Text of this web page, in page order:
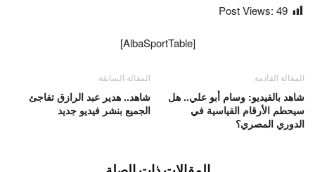
Post Views: 49
[AlbaSportTable]
المقالة السابقة
شاهد.. هدير عبد الرازق تفاجئ
الجميع بنشر فيديو جديد
المقالة القادمة
شاهد بالفيديو: وسام أبو علي.. هل
سيحطم الأرقام القياسية في
الدوري المصري؟